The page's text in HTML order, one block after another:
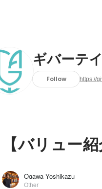
ギバーテ
Follow https://
【バリュー
Ogawa Yoshikazu
Other